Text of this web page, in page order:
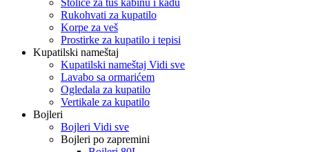
Stolice za tuš kabinu i kadu
Rukohvati za kupatilo
Korpe za veš
Prostirke za kupatilo i tepisi
Kupatilski nameštaj
Kupatilski nameštaj Vidi sve
Lavabo sa ormarićem
Ogledala za kupatilo
Vertikale za kupatilo
Bojleri
Bojleri Vidi sve
Bojleri po zapremini